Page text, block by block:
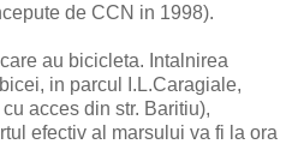
de CCN in 1998).
au bicicleta. Intalnirea
in parcul I.L.Caragiale,
acces din str. Baritiu),
efectiv al marsului va fi la ora